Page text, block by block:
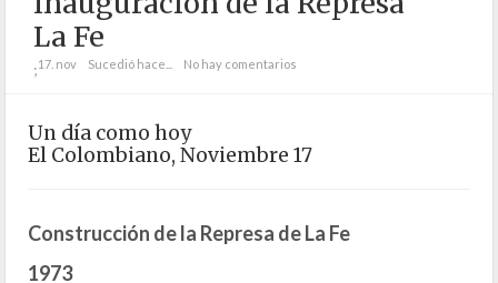
La Fe
;17. nov Sucedió hace... No hay comentarios
Un día como hoy
El Colombiano, Noviembre 17
Construcción de la Represa de La Fe
1973